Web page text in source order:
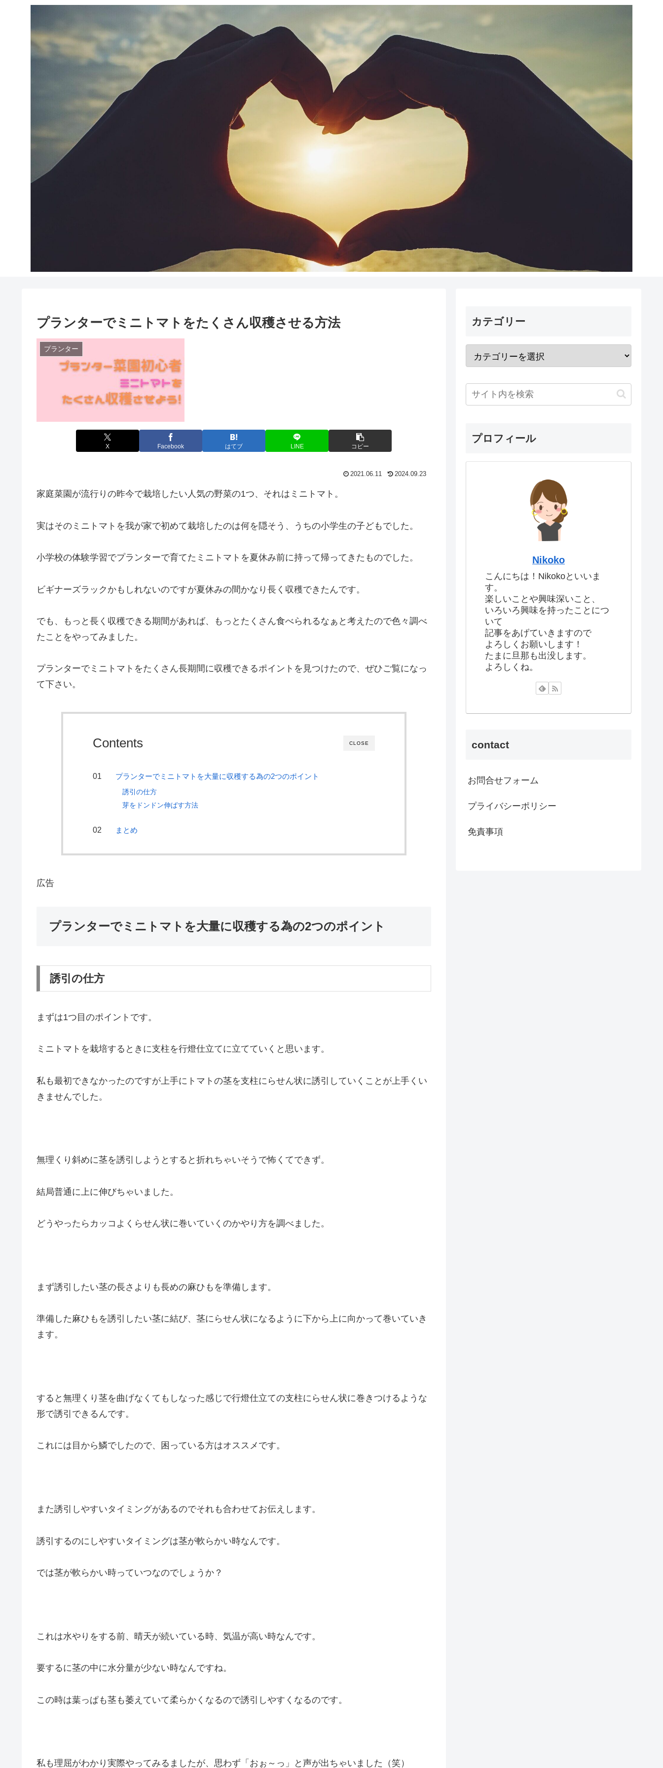
プランターでミニトマトをたくさん収穫させる方法
プランター
X Facebook はてブ LINE コピー
2021.06.11 2024.09.23
家庭菜園が流行りの昨今で栽培したい人気の野菜の1つ、それはミニトマト。
実はそのミニトマトを我が家で初めて栽培したのは何を隠そう、うちの小学生の子どもでした。
小学校の体験学習でプランターで育てたミニトマトを夏休み前に持って帰ってきたものでした。
ビギナーズラックかもしれないのですが夏休みの間かなり長く収穫できたんです。
でも、もっと長く収穫できる期間があれば、もっとたくさん食べられるなぁと考えたので色々調べ
たことをやってみました。
プランターでミニトマトをたくさん長期間に収穫できるポイントを見つけたので、ぜひご覧になっ
て下さい。
CLOSE
Contents
プランターでミニトマトを大量に収穫する為の2つのポイント
誘引の仕方
芽をドンドン伸ばす方法
まとめ
広告
プランターでミニトマトを大量に収穫する為の2つのポイント
誘引の仕方
まずは1つ目のポイントです。
ミニトマトを栽培するときに支柱を行燈仕立てに立てていくと思います。
私も最初できなかったのですが上手にトマトの茎を支柱にらせん状に誘引していくことが上手くい
きませんでした。
無理くり斜めに茎を誘引しようとすると折れちゃいそうで怖くてできず。
結局普通に上に伸びちゃいました。
どうやったらカッコよくらせん状に巻いていくのかやり方を調べました。
まず誘引したい茎の長さよりも長めの麻ひもを準備します。
準備した麻ひもを誘引したい茎に結び、茎にらせん状になるように下から上に向かって巻いていき
ます。
すると無理くり茎を曲げなくてもしなった感じで行燈仕立ての支柱にらせん状に巻きつけるような
形で誘引できるんです。
これには目から鱗でしたので、困っている方はオススメです。
また誘引しやすいタイミングがあるのでそれも合わせてお伝えします。
誘引するのにしやすいタイミングは茎が軟らかい時なんです。
では茎が軟らかい時っていつなのでしょうか？
これは水やりをする前、晴天が続いている時、気温が高い時なんです。
要するに茎の中に水分量が少ない時なんですね。
この時は葉っぱも茎も萎えていて柔らかくなるので誘引しやすくなるのです。
私も理屈がわかり実際やってみるましたが、思わず「おぉ～っ」と声が出ちゃいました（笑）
カテゴリー
プロフィール
Nikoko
こんにちは！Nikokoといいま
す。
楽しいことや興味深いこと、
いろいろ興味を持ったことにつ
いて
記事をあげていきますので
よろしくお願いします！
たまに旦那も出没します。
よろしくね。
contact
お問合せフォーム
プライバシーポリシー
免責事項